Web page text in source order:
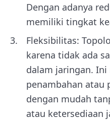
Dengan adanya
memiliki tingkat
Fleksibilitas:
karena tidak ada
dalam jaringan.
penambahan atau
dengan mudah
atau ketersediaan